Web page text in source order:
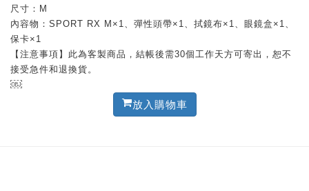
尺寸：M
內容物：SPORT RX M×1、彈性頭帶×1、拭鏡布×1、眼鏡盒×1、
保卡×1
【注意事項】此為客製商品，結帳後需30個工作天方可寄出，恕不
接受急件和退換貨。
￼
放入購物車